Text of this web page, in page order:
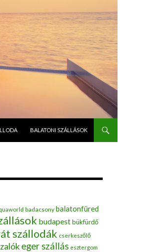
BALATONI SZÁLLÁSOK
badacsony balatonfüred
budapestbükfürdő
szállodák cserkeszőlő
eger szállás esztergom